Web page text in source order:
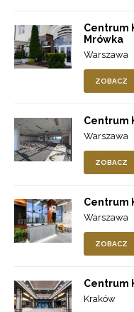
Centrum
Mrówka
Warszawa
ZOBACZ
Centrum
Warszawa
ZOBACZ
Centrum
Warszawa
ZOBACZ
Centrum
Kraków